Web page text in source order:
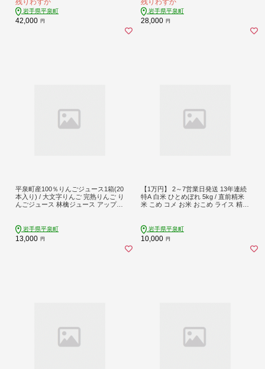
岩手県平泉町
42,000 円
岩手県平泉町
28,000 円
平泉町産100％りんごジュース1箱(20
本入り) / 大文字りんご 完熟りんご り
んごジュース 林檎ジュース アップル
フルーツ 果物 くだもの 果汁飲料 果
実飲料 飲み物 乳酸菌ヨーグルト農法
岩手県平泉町
13,000 円
【1万円】 2～7営業日発送 13年連続
特A 白米 ひとめぼれ 5kg / 直前精米
米 こめ コメ お米 おこめ ライス 精米
お米アドバイザー 特別寄付額 定期便
米定期便 【mtk0001-cp】
岩手県平泉町
10,000 円